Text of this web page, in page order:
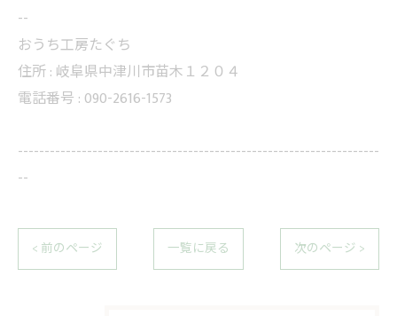
--
おうち工房たぐち
住所 : 岐阜県中津川市苗木１２０４
電話番号 : 090-2616-1573
--------------------------------------------------------------------
--
< 前のページ 一覧に戻る 次のページ >